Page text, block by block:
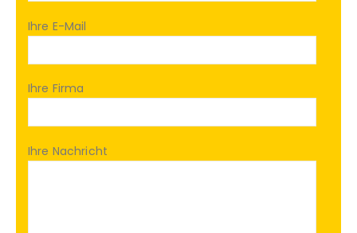
Ihre E-Mail
Ihre Firma
Ihre Nachricht